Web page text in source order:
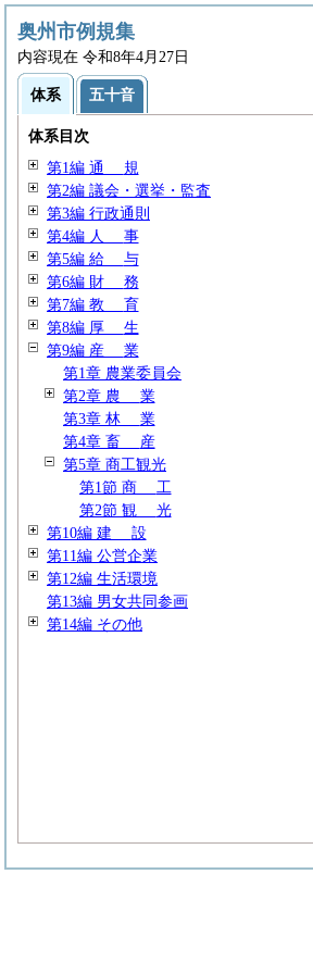
奥州市例規集
内容現在 令和8年4月27日
体系 五十音
体系目次
第1編 通 規
第2編 議会・選挙・監査
第3編 行政通則
第4編 人 事
第5編 給 与
第6編 財 務
第7編 教 育
第8編 厚 生
第9編 産 業
第1章 農業委員会
第2章 農 業
第3章 林 業
第4章 畜 産
第5章 商工観光
第1節 商 工
第2節 観 光
第10編 建 設
第11編 公営企業
第12編 生活環境
第13編 男女共同参画
第14編 その他